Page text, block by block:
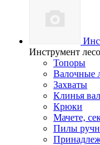
Инструмент
Топоры
Валочные
Захваты
Клинья
Крюки
Мачете,
Пилы